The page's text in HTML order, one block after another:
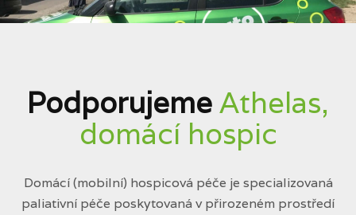
PodporujemeAthelas,
domácí hospic
Domácí (mobilní) hospicová péče je specializovaná
paliativní péče poskytovaná v přirozeném prostředí